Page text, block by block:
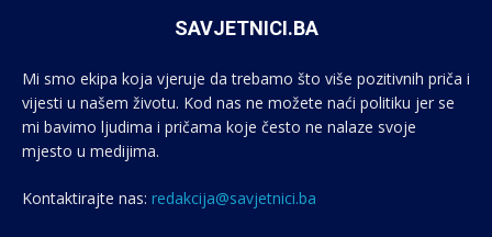
SAVJETNICI.BA
Mi smo ekipa koja vjeruje da trebamo što više pozitivnih priča i
vijesti u našem životu. Kod nas ne možete naći politiku jer se
mi bavimo ljudima i pričama koje često ne nalaze svoje
mjesto u medijima.
Kontaktirajte nas: redakcija@savjetnici.ba